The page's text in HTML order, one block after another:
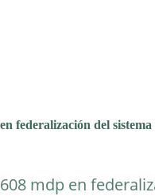
federalización del
mdp en